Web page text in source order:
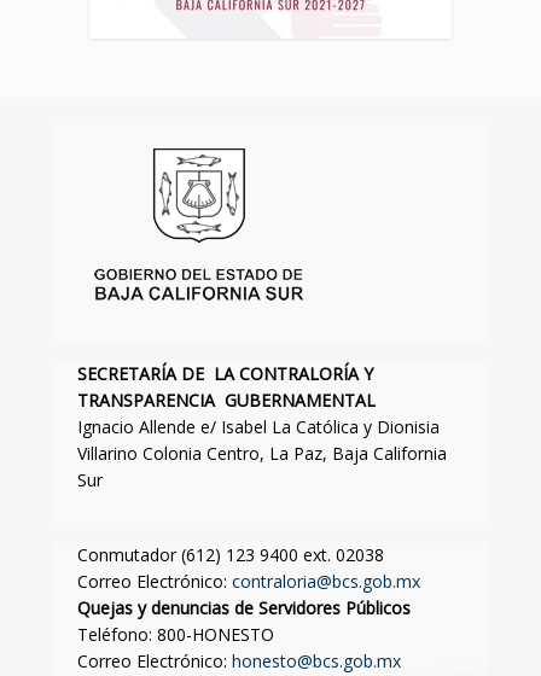
SECRETARÍA DE LA CONTRALORÍA Y
TRANSPARENCIA GUBERNAMENTAL
Ignacio Allende e/ Isabel La Católica y Dionisia
Villarino Colonia Centro, La Paz, Baja California
Sur
Conmutador (612) 123 9400 ext. 02038
Correo Electrónico: contraloria@bcs.gob.mx
Quejas y denuncias de Servidores Públicos
Teléfono: 800-HONESTO
Correo Electrónico: honesto@bcs.gob.mx